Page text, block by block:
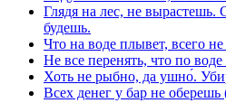
Глядя на лес, не вырастешь.
будешь.
Что на воде плывет, всего
Не все перенять, что по
Хоть не рыбно, да ушно́.
Всех денег у бар не